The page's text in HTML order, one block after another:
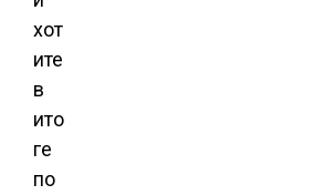
хот
ите
в
ито
ге
по